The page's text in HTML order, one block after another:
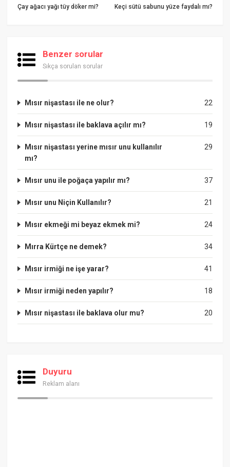
Çay ağacı yağı tüy döker mi? Keçi sütü sabunu yüze faydalı mı?
Benzer sorular
Sıkça sorulan sorular
22
Mısır nişastası ile ne olur?
19
Mısır nişastası ile baklava açılır mı?
29
Mısır nişastası yerine mısır unu kullanılır
mı?
37
Mısır unu ile poğaça yapılır mı?
21
Mısır unu Niçin Kullanılır?
24
Mısır ekmeği mi beyaz ekmek mi?
34
Mırra Kürtçe ne demek?
41
Mısır irmiği ne işe yarar?
18
Mısır irmiği neden yapılır?
20
Mısır nişastası ile baklava olur mu?
Duyuru
Reklam alanı